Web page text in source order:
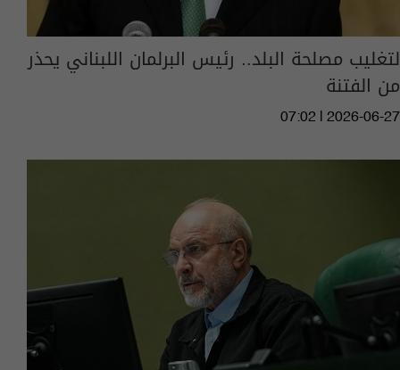
لتغليب مصلحة البلد.. رئيس البرلمان اللبناني يحذر
من الفتنة
07:02 | 2026-06-27